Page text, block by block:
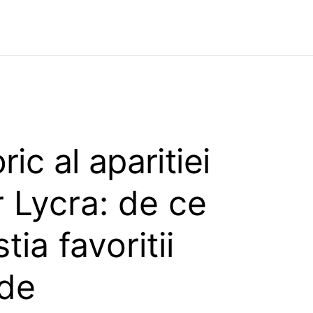
al aparitiei
Lycra: de ce
favoritii